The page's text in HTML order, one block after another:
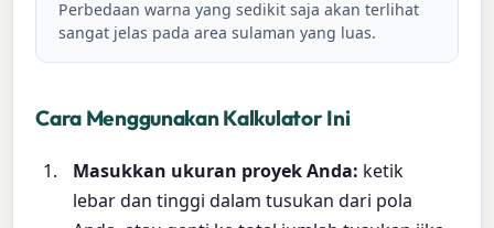
Perbedaan warna yang sedikit saja akan terlihat
sangat jelas pada area sulaman yang luas.
Cara Menggunakan Kalkulator Ini
Masukkan ukuran proyek Anda: ketik
lebar dan tinggi dalam tusukan dari pola